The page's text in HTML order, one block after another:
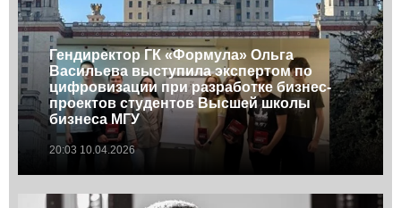
Гендиректор ГК «Формула» Ольга
Васильева выступила экспертом по
цифровизации при разработке бизнес-
проектов студентов Высшей школы
бизнеса МГУ
20:03 10.04.2026